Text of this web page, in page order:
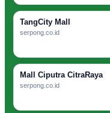
TangCity Mall
serpong.co.id
Mall Ciputra CitraRaya
serpong.co.id